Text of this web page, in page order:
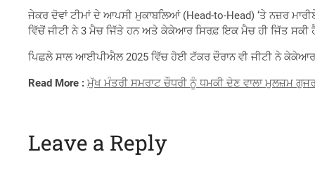
ਜੇਕਰ ਦੋਵਾਂ ਟੀਮਾਂ ਦੇ ਆਪਸੀ ਮੁਕਾਬਲਿਆਂ (Head-to-Head) ‘ਤੇ ਨਜ਼ਰ
ਵਿੱਚੋਂ ਜੀਟੀ ਨੇ 3 ਮੈਚ ਜਿੱਤੇ ਹਨ ਅਤੇ ਕੇਕੇਆਰ ਸਿਰਫ਼ ਇਕ ਮੈਚ ਹੀ ਜਿੱਤ ਸਕੀ
ਪਿਛਲੇ ਸਾਲ ਆਈਪੀਐਲ 2025 ਵਿੱਚ ਹੋਈ ਟੱਕਰ ਦੌਰਾਨ ਵੀ ਜੀਟੀ ਨੇ
Read More :ਮੁੱਖ ਮੰਤਰੀ ਸਮਰਾਟ ਚੌਧਰੀ ਨੂੰ ਧਮਕੀ ਦੇਣ ਵਾਲਾ ਮੁਲਜ਼ਮ
Leave a Reply